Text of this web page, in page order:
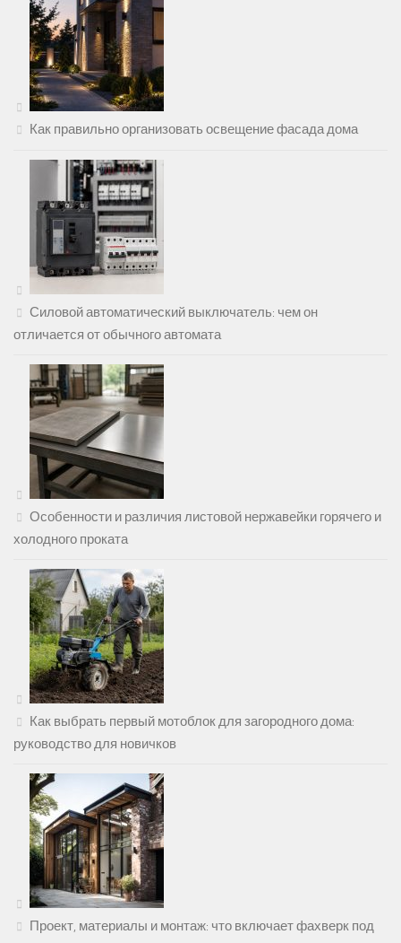
Как правильно организовать освещение фасада дома
Силовой автоматический выключатель: чем он
отличается от обычного автомата
Особенности и различия листовой нержавейки горячего и
холодного проката
Как выбрать первый мотоблок для загородного дома:
руководство для новичков
Проект, материалы и монтаж: что включает фахверк под